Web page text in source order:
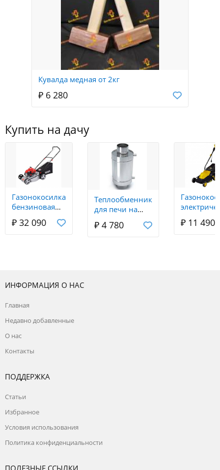
Кувалда медная от 2кг
₽ 6 280
Купить на дачу
Газонокосилка
бензиновая
Ресанта
₽ 32 090
Теплообменник
для печи на
нержавейка
₽ 4 780
Huter
₽ 11 490
ИНФОРМАЦИЯ О НАС
Главная
Недавно добавленные
О нас
Контакты
ПОДДЕРЖКА
Статьи
Избранное
Условия использования
Политика конфиденциальности
ПОЛЕЗНЫЕ ССЫЛКИ